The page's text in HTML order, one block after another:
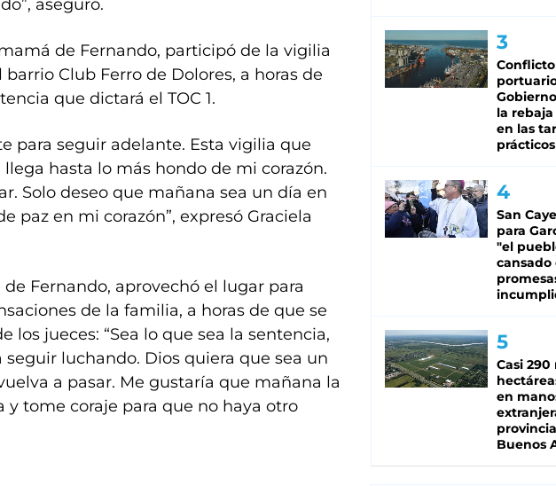
aseguró.
de Fernando, participó de la vigilia
Club Ferro de Dolores, a horas de
que dictará el TOC 1.
para seguir adelante. Esta vigilia que
hasta lo más hondo de mi corazón.
Solo deseo que mañana sea un día en
paz en mi corazón”, expresó Graciela
Fernando, aprovechó el lugar para
de la familia, a horas de que se
los jueces: “Sea lo que sea la sentencia,
luchando. Dios quiera que sea un
a pasar. Me gustaría que mañana la
tome coraje para que no haya otro
Conflicto
la rebaja
en las
prácticos
San
para
"el
cansado
Casi 290
en
Buenos